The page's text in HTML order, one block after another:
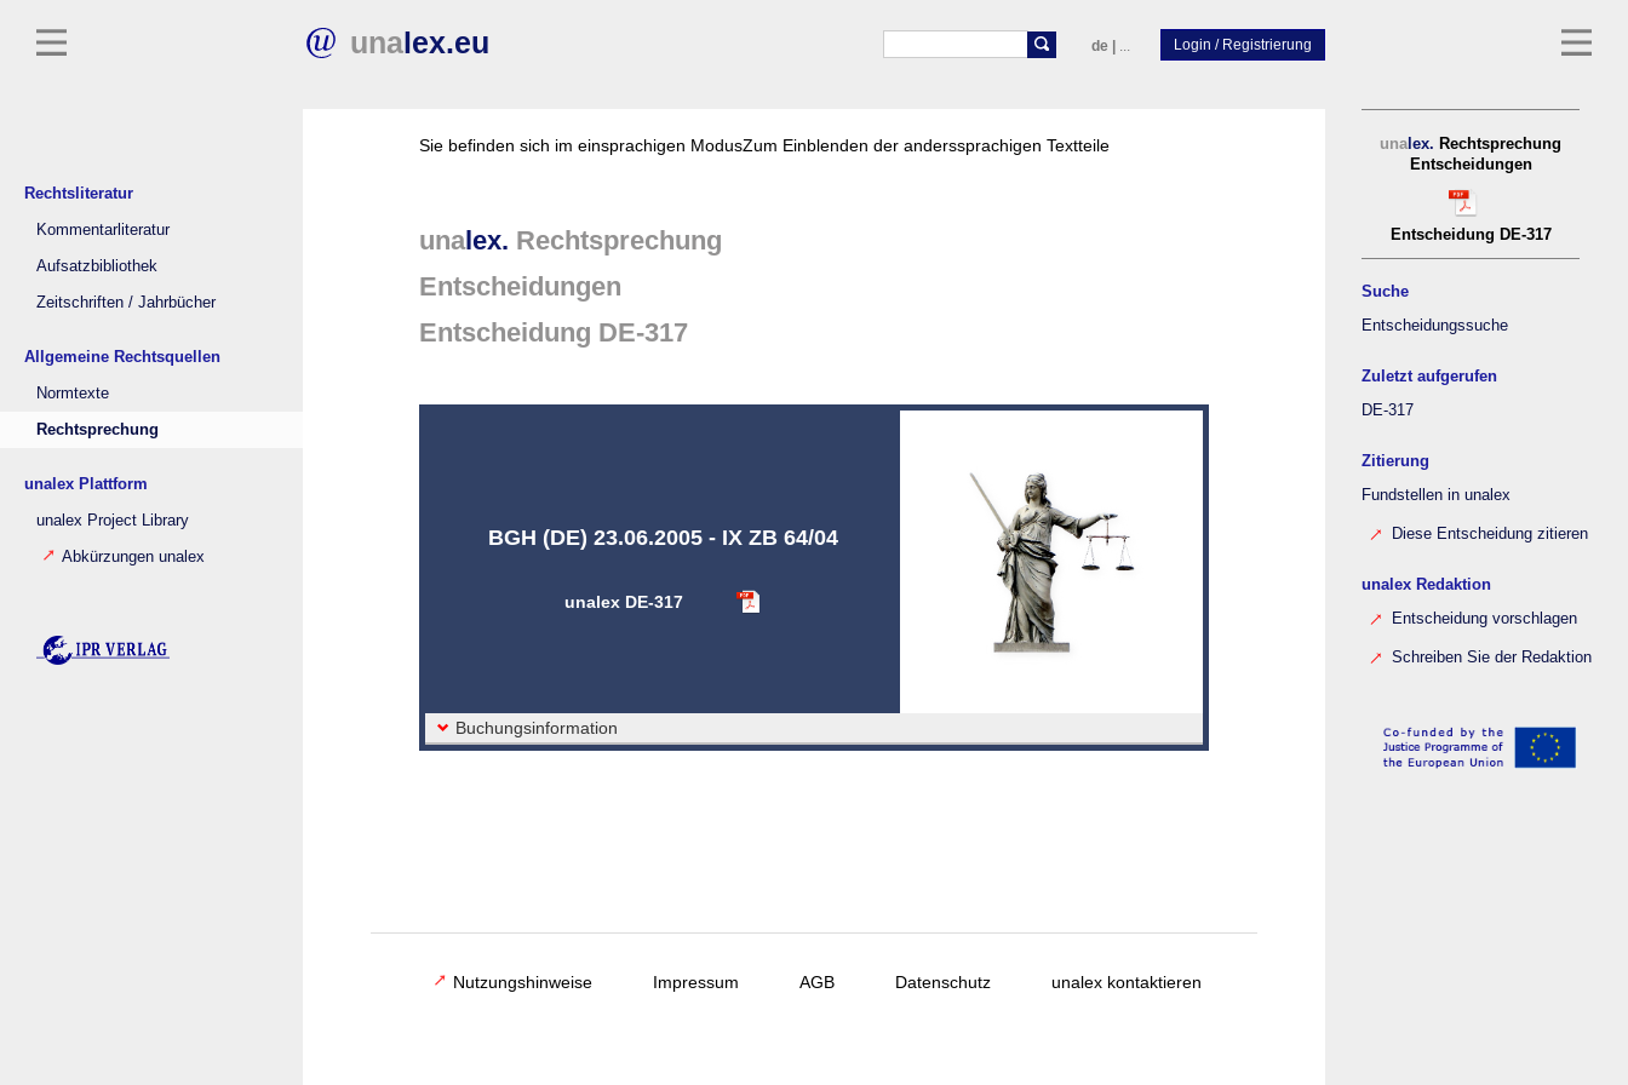
unalex.eu de |
Rechtsliteratur
Kommentarliteratur
Aufsatzbibliothek
Zeitschriften / Jahrbücher
Allgemeine Rechtsquellen
Normtexte
Rechtsprechung
unalex Plattform
unalex Project Library
Abkürzungen unalex
una lex. Rechtsprechung
Entscheidungen
Entscheidung DE-317
Suche
Entscheidungssuche
Zuletzt aufgerufen
DE-317
Zitierung
Fundstellen in unalex
Diese Entscheidung zitieren
unalex Redaktion
Entscheidung vorschlagen
Schreiben Sie der Redaktion
Sie befinden sich im einsprachigen ModusZum Einblenden der anderssprachigen Textteile
unalex. Rechtsprechung
Entscheidungen
Entscheidung DE-317
BGH (DE) 23.06.2005 - IX ZB 64/04
unalex DE-317
Buchungsinformation
Nutzungshinweise Impressum AGB Datenschutz unalex kontaktieren